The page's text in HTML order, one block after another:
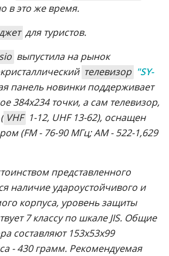
в это же время.
для туристов.
выпустила на рынок
телевизор "SY-
панель новинки поддерживает
384х234 точки, а сам телевизор,
VHF 1-12, UHF 13-62), оснащен
(FM - 76-90 МГц; AM - 522-1,629
представленного
наличие удароустойчивого и
корпуса, уровень защиты
7 классу по шкале JIS. Общие
составляют 153х53х99
- 430 грамм. Рекомендуемая